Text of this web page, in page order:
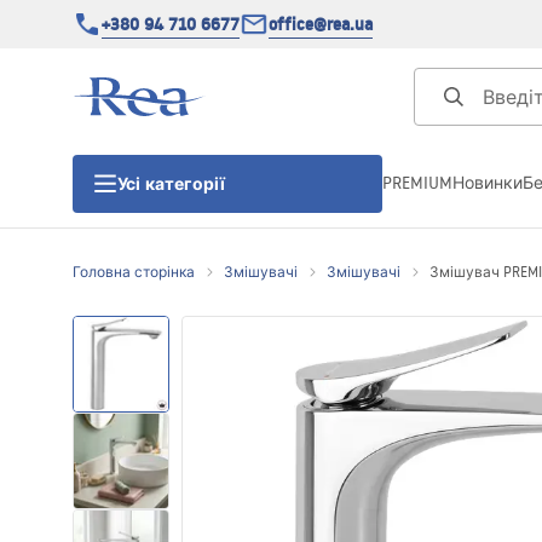
+380 94 710 6677 office@rea.ua
Усі категорії
Душові піддони
Душові лінійні зливи
PREMIUMНовинки
Головна сторінка Змішувачі Змішувачі Змішувач